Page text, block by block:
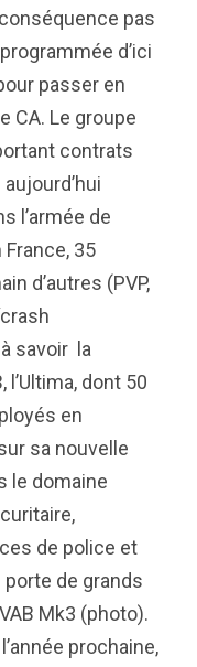
pas
d’ici
passer en
CA. Le groupe
contrats
l’armée de
35
d’autres (PVP,
savoir la
dont 50
en
sa nouvelle
le domaine
de police et
porte de grands
Mk3 (photo).
prochaine,